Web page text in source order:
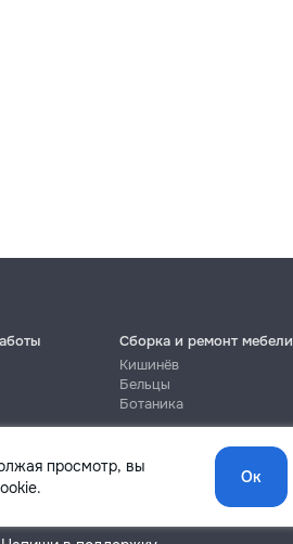
просмотр, вы
Ок
Сборка и ремонт мебели
Кишинёв
Бельцы
Ботаника
Помощь